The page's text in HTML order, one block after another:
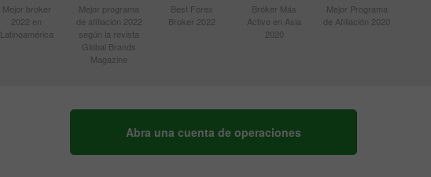
Mejor broker
2022 en
Latinoamérica
Mejor programa
de afiliación 2022
según la revista
Global Brands
Magazine
Best Forex
Broker 2022
Bróker Más
Activo en Asia
2020
Mejor Programa
de Afiliación 2020
Abra una cuenta de operaciones